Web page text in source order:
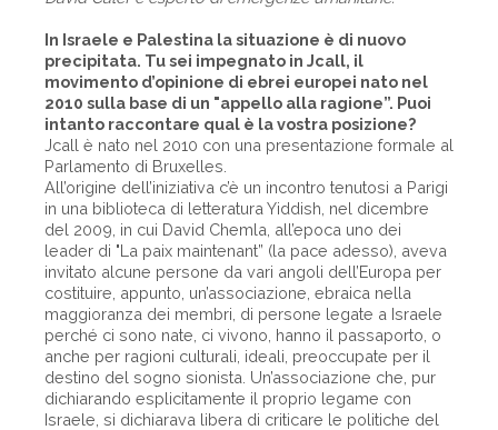
In Israele e Palestina la situazione è di nuovo
precipitata. Tu sei impegnato in Jcall, il
movimento d’opinione di ebrei europei nato nel
2010 sulla base di un "appello alla ragione”. Puoi
intanto raccontare qual è la vostra posizione?
Jcall è nato nel 2010 con una presentazione formale al
Parlamento di Bruxelles.
All’origine dell’iniziativa c’è un incontro tenutosi a Parigi
in una biblioteca di letteratura Yiddish, nel dicembre
del 2009, in cui David Chemla, all’epoca uno dei
leader di "La paix maintenant” (la pace adesso), aveva
invitato alcune persone da vari angoli dell’Europa per
costituire, appunto, un’associazione, ebraica nella
maggioranza dei membri, di persone legate a Israele
perché ci sono nate, ci vivono, hanno il passaporto, o
anche per ragioni culturali, ideali, preoccupate per il
destino del sogno sionista. Un’associazione che, pur
dichiarando esplicitamente il proprio legame con
Israele, si dichiarava libera di criticare le politiche del